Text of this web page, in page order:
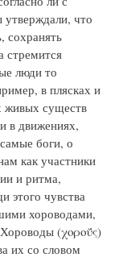
что
сохранять
стремится
люди то
в плясках и
живых существ
в движениях,
боги, о
как участники
и ритма,
этого чувства
хороводами,
(χοροΰς)
их со словом